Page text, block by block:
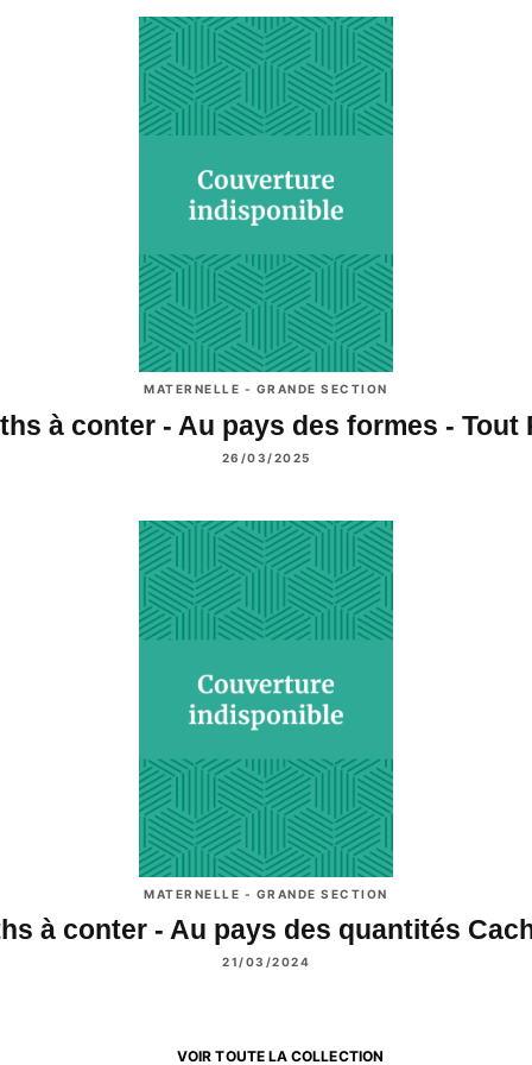
MATERNELLE - GRANDE SECTION
à conter - Au pays des formes -
26/03/2025
MATERNELLE - GRANDE SECTION
à conter - Au pays des quantités
21/03/2024
VOIR TOUTE LA COLLECTION